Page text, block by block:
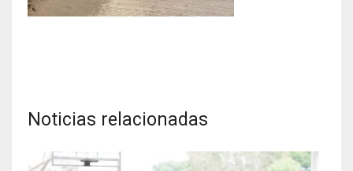
Noticias relacionadas